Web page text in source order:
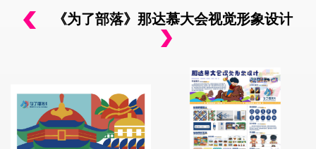
《为了部落》那达慕大会视觉形象设计